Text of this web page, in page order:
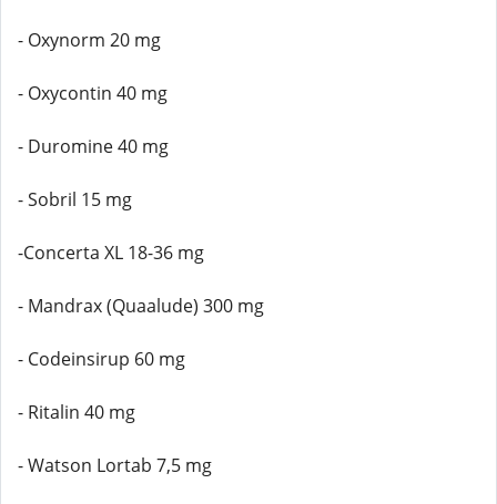
- Oxynorm 20 mg
- Oxycontin 40 mg
- Duromine 40 mg
- Sobril 15 mg
-Concerta XL 18-36 mg
- Mandrax (Quaalude) 300 mg
- Codeinsirup 60 mg
- Ritalin 40 mg
- Watson Lortab 7,5 mg